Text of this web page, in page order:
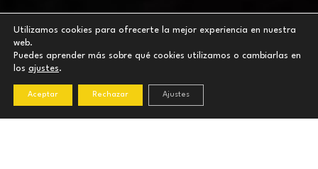
Utilizamos cookies para ofrecerte la mejor experiencia en nuestra
web.
Puedes aprender más sobre qué cookies utilizamos o cambiarlas en
los ajustes.
Aceptar Rechazar Ajustes